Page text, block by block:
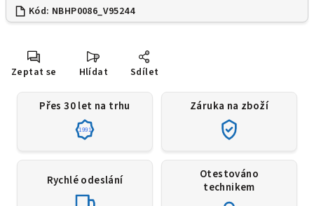
Kód: NBHP0086_V95244
Zeptat se Hlídat Sdílet
Přes 30 let na trhu
1991
Záruka na zboží
Rychlé odeslání
Otestováno
technikem